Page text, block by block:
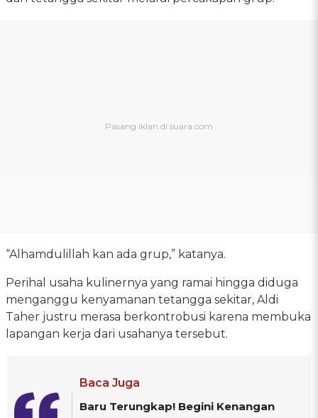
“Alhamdulillah kan ada grup,” katanya.
Perihal usaha kulinernya yang ramai hingga diduga
menganggu kenyamanan tetangga sekitar, Aldi
Taher justru merasa berkontrobusi karena membuka
lapangan kerja dari usahanya tersebut.
Baca Juga
Baru Terungkap! Begini Kenangan